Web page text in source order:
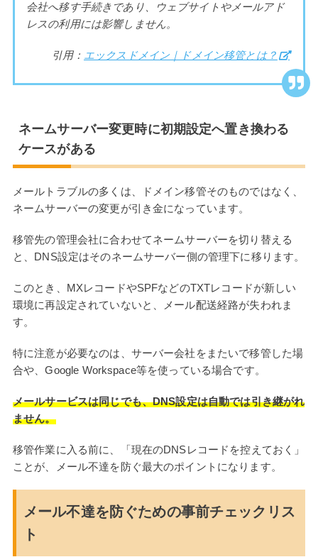
会社へ移す手続きであり、ウェブサイトやメールアド
レスの利用には影響しません。
引用： エックスドメイン｜ドメイン移管とは？
ネームサーバー変更時に初期設定へ置き換わる
ケースがある
メールトラブルの多くは、ドメイン移管そのものではなく、
ネームサーバーの変更が引き金になっています。
移管先の管理会社に合わせてネームサーバーを切り替える
と、DNS設定はそのネームサーバー側の管理下に移ります。
このとき、MXレコードやSPFなどのTXTレコードが新しい
環境に再設定されていないと、メール配送経路が失われま
す。
特に注意が必要なのは、サーバー会社をまたいで移管した場
合や、Google Workspace等を使っている場合です。
メールサービスは同じでも、DNS設定は自動では引き継がれ
ません。
移管作業に入る前に、「現在のDNSレコードを控えておく」
ことが、メール不達を防ぐ最大のポイントになります。
メール不達を防ぐための事前チェックリス
ト